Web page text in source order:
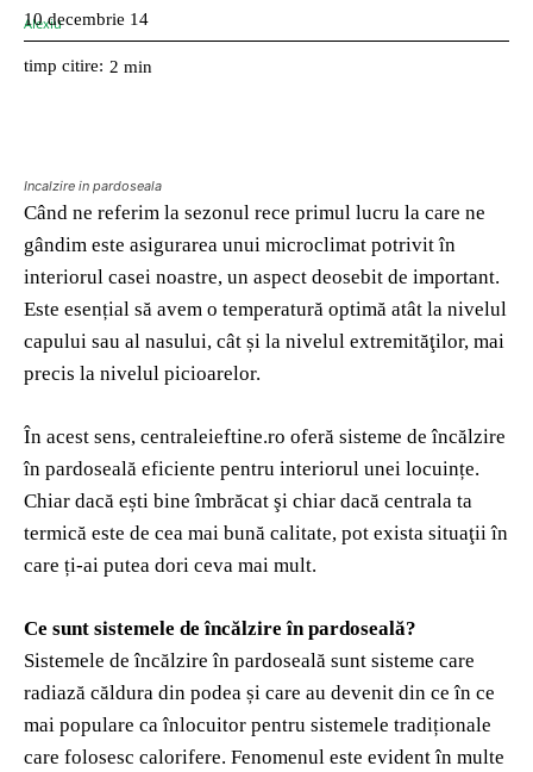
10 decembrie 14
timp citire: 2 min
Incalzire in pardoseala
Când ne referim la sezonul rece primul lucru la care ne
gândim este asigurarea unui microclimat potrivit în
interiorul casei noastre, un aspect deosebit de important.
Este esențial să avem o temperatură optimă atât la nivelul
capului sau al nasului, cât și la nivelul extremităţilor, mai
precis la nivelul picioarelor.
În acest sens, centraleieftine.ro oferă sisteme de încălzire
în pardoseală eficiente pentru interiorul unei locuințe.
Chiar dacă ești bine îmbrăcat şi chiar dacă centrala ta
termică este de cea mai bună calitate, pot exista situaţii în
care ți-ai putea dori ceva mai mult.
Ce sunt sistemele de încălzire în pardoseală?
Sistemele de încălzire în pardoseală sunt sisteme care
radiază căldura din podea și care au devenit din ce în ce
mai populare ca înlocuitor pentru sistemele tradiționale
care folosesc calorifere. Fenomenul este evident în multe